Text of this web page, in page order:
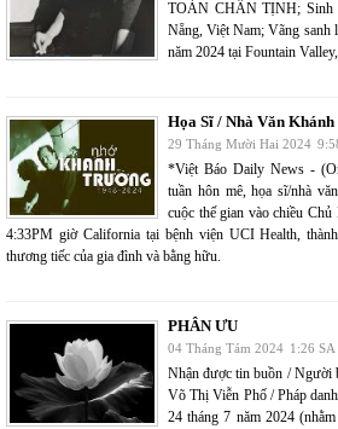
TOÀN CHÂN TỊNH; Sinh
Nẵng, Việt Nam; Vãng sanh
năm 2024 tại Fountain
Họa Sĩ / Nhà Văn
29 Tháng Mười Hai 2024
*Việt Báo Daily News -
tuần hôn mê, họa sĩ/nhà
cuộc thế gian vào chiều
4:33PM giờ California tại bệnh viện UCI Health,
thương tiếc của gia đình và bằng hữu.
PHÂN ƯU
04 Tháng Tám 2024 1:26 SA
Nhận được tin buồn / Người
Võ Thị Viễn Phố / Pháp
24 tháng 7 năm 2024